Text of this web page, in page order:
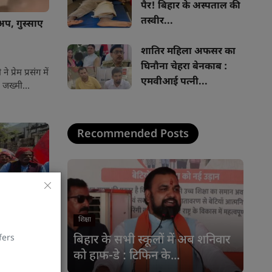
गुस्साए
प्रेम प्रसंग में
जख्मी...
दल,
पैर! बिहार के अस्पताल की
तस्वीर...
शातिर महिला अफसर का
घिनौना चेहरा बेनकाब :
एमवीआई पत्नी...
Recommended Posts
शिक्षा
बिहार के सभी स्कूलों में अब शनिवार
को हाफ-डे : टिफिन के...